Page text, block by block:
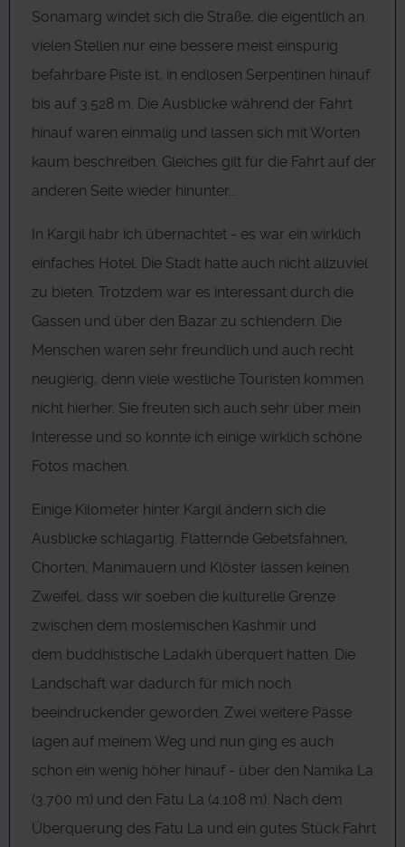
Sonamarg windet sich die Straße, die eigentlich an
vielen Stellen nur eine bessere meist einspurig
befahrbare Piste ist, in endlosen Serpentinen hinauf
bis auf 3.528 m. Die Ausblicke während der Fahrt
hinauf waren einmalig und lassen sich mit Worten
kaum beschreiben. Gleiches gilt für die Fahrt auf der
anderen Seite wieder hinunter...
In Kargil habr ich übernachtet - es war ein wirklich
einfaches Hotel. Die Stadt hatte auch nicht allzuviel
zu bieten. Trotzdem war es interessant durch die
Gassen und über den Bazar zu schlendern. Die
Menschen waren sehr freundlich und auch recht
neugierig, denn viele westliche Touristen kommen
nicht hierher. Sie freuten sich auch sehr über mein
Interesse und so konnte ich einige wirklich schöne
Fotos machen.
Einige Kilometer hinter Kargil ändern sich die
Ausblicke schlagartig. Flatternde Gebetsfahnen,
Chorten, Manimauern und Klöster lassen keinen
Zweifel, dass wir soeben die kulturelle Grenze
zwischen dem moslemischen Kashmir und
dem buddhistische Ladakh überquert hatten. Die
Landschaft war dadurch für mich noch
beeindruckender geworden. Zwei weitere Pässe
lagen auf meinem Weg und nun ging es auch
schon ein wenig höher hinauf - über den Namika La
(3.700 m) und den Fatu La (4.108 m). Nach dem
Überquerung des Fatu La und ein gutes Stück Fahrt